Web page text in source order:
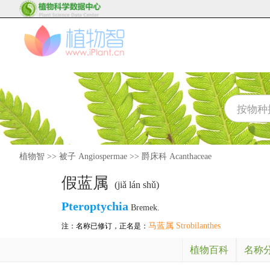
植物智 >> 被子 Angiospermae >> 爵床科 Acanthaceae
假蓝属 (jiǎ lán shǔ)
Pteroptychia Bremek.
注：名称已修订，正名是： 马蓝属 Strobilanthes
植物百科 名称